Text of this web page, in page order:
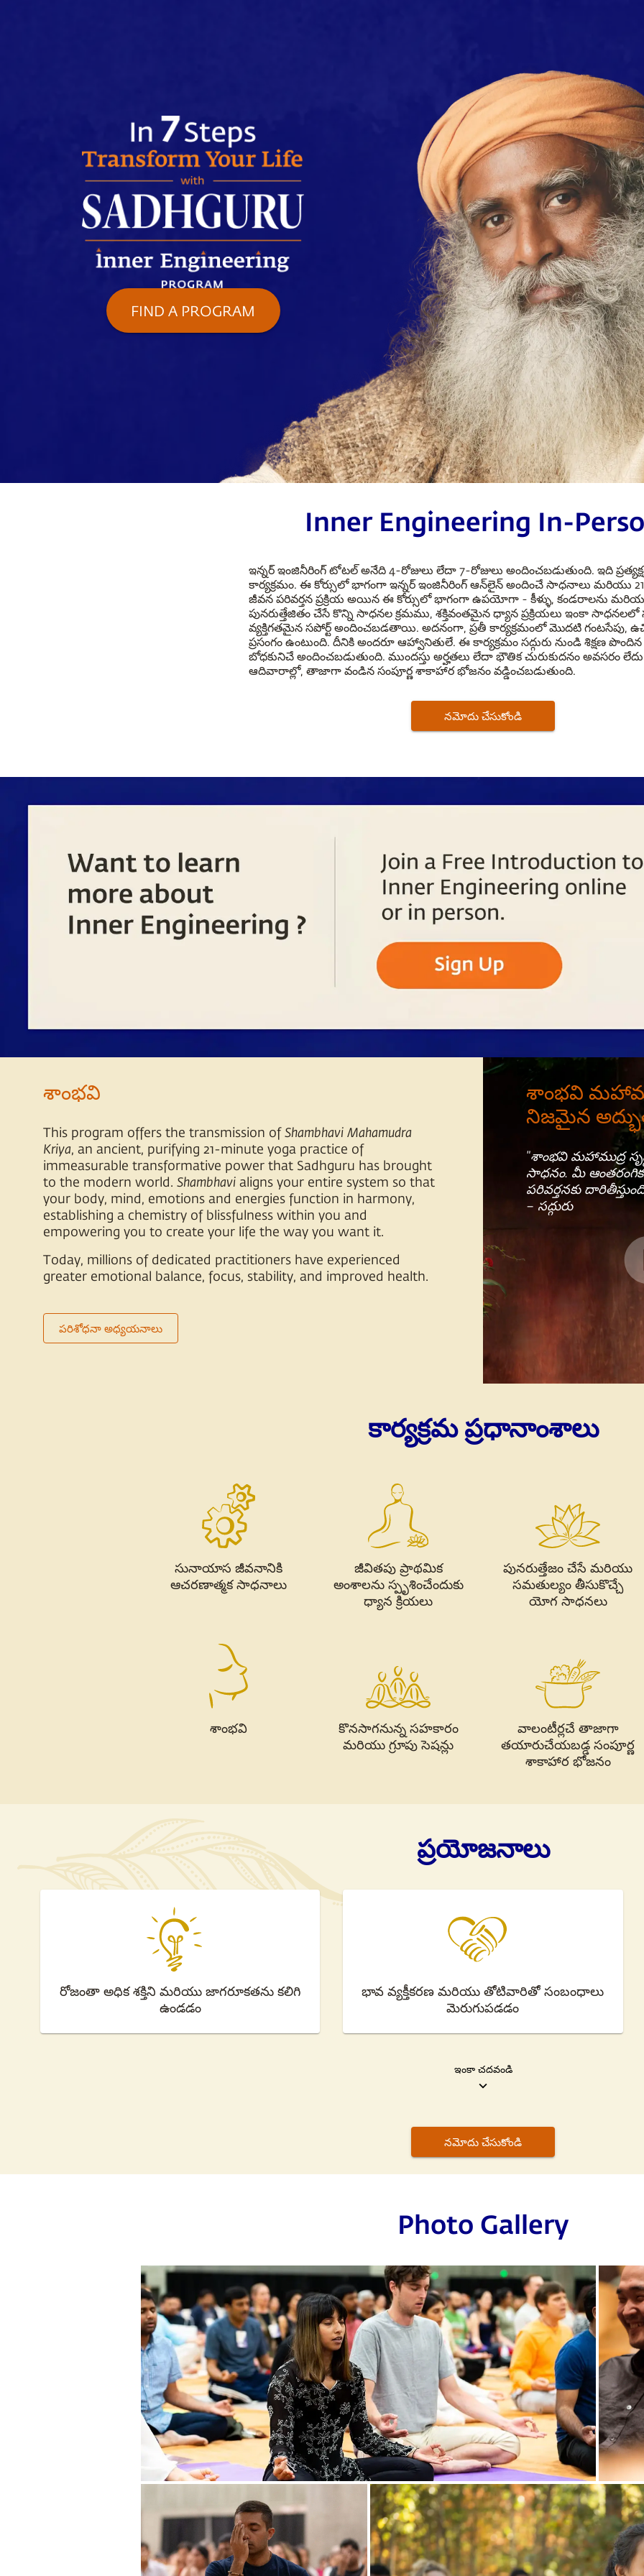
FIND A PROGRAM
Inner Engineering In-
ఇన్నర్ ఇంజినీరింగ్ టోటల్ అనేది 4-రోజులు లేదా 7-రోజులు అందించబడుతుంది. ఇది
కార్యక్రమం. ఈ కోర్సులో భాగంగా ఇన్నర్ ఇంజినీరింగ్ ఆన్‌లైన్ అందించే సాధనాలు మరియు
జీవన పరివర్తన ప్రక్రియ అయినఈ కోర్సులో భాగంగా ఉపయోగా - కీళ్ళు, కండరాలను మరియు
పునరుత్తేజితం చేసే కొన్ని సాధనల క్రమము, శక్తివంతమైన ధ్యాన ప్రక్రియలు ఇంకా సాధనలలో
వ్యక్తిగతమైన సపోర్ట్ అందించబడతాయి. అదనంగా, ప్రతీ కార్యక్రమంలో మొదటి గంటసేపు,
ప్రసంగం ఉంటుంది. దీనికి అందరూ ఆహ్వానితులే. ఈ కార్యక్రమం సద్గురు నుండి శిక్షణ
బోధకునిచే అందించబడుతుంది. ముందస్తు అర్హతలు లేదా భౌతిక చురుకుదనం అవసరం
ఆదివారాల్లో, తాజాగా వండిన సంపూర్ణ శాకాహార భోజనం వడ్డించబడుతుంది.
నమోదు చేసుకోండి
శాంభవి
This program offers the transmission ofShambhavi Mahamudra
Kriya, an ancient, purifying 21-minute yoga practice of
immeasurable transformative power that Sadhguru has brought
to the modern world. Shambhavi aligns your entire system so that
your body, mind, emotions and energies function in harmony,
establishing a chemistry of blissfulness within you and
empowering you to create your life the way you want it.
Today, millions of dedicated practitioners have experienced
greater emotional balance, focus, stability, and improved health.
పరిశోధనా అధ్యయనాలు
శాంభవి
నిజమైన
"శాంభవి మహాముద్ర
సాధనం. మీ
పరివర్తనకు
– సద్గురు
కార్యక్రమ ప్రధానాంశాలు
సునాయాస జీవనానికి
ఆచరణాత్మక సాధనాలు
జీవితపు ప్రాథమిక
అంశాలను స్పృశించేందుకు
ధ్యాన క్రియలు
పునరుత్తేజం చేసే మరియు
సమతుల్యం తీసుకొచ్చే
యోగ సాధనలు
శాంభవి
కొనసాగనున్న సహకారం
మరియు గ్రూపు సెషన్లు
వాలంటీర్లచే తాజాగా
తయారుచేయబడ్డ సంపూర్ణ
శాకాహార భోజనం
ప్రయోజనాలు
రోజంతా అధిక శక్తిని మరియు జాగరూకతను కలిగి
ఉండడం
భావ వ్యక్తీకరణ మరియు తోటివారితో సంబంధాలు
మెరుగుపడడం
ఇంకా చదవండి
నమోదు చేసుకోండి
Photo Gallery